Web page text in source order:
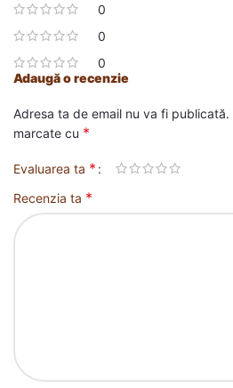
0
0
0
Adaugă o recenzie
Adresa ta de email nu va fi publicată.
marcate cu *
Evaluarea ta *
Recenzia ta *